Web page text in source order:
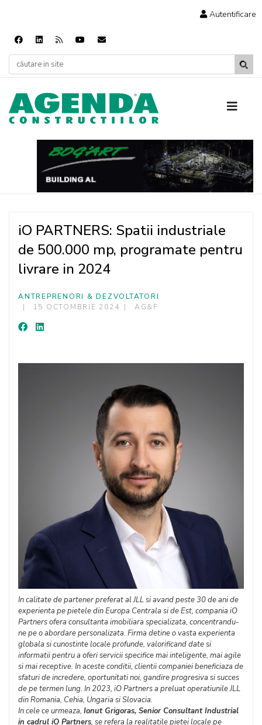
Autentificare
iO PARTNERS: Spatii industriale
de 500.000 mp, programate pentru
livrare in 2024
ANTREPRENORI & DEZVOLTATORI
15 OCTOMBRIE 2024
AG&F
In calitate de partener preferat al JLL si avand peste 30 de ani de
experienta pe pietele din Europa Centrala si de Est, compania iO
Partners ofera consultanta imobiliara specializata, concentrandu-
ne pe o abordare personalizata. Firma detine o vasta experienta
globala si cunostinte locale profunde, valorificand date si
informatii pentru a oferi servicii specifice mai inteligente, mai agile
si mai receptive. In aceste conditii, clientii companiei beneficiaza de
sfaturi de incredere, oportunitati noi, gandire progresiva si succes
de pe termen lung. In 2023, iO Partners a preluat operatiunile JLL
din Romania, Cehia, Ungaria si Slovacia.
In cele ce urmeaza, Ionut Grigoras, Senior Consultant Industrial
in cadrul iO Partners, se refera la realitatile pietei locale pe